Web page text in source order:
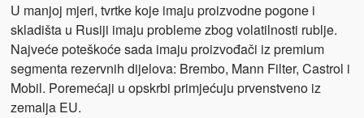
U manjoj mjeri, tvrtke koje imaju proizvodne pogone i
skladišta u Rusiji imaju probleme zbog volatilnosti rublje.
Najveće poteškoće sada imaju proizvođači iz premium
segmenta rezervnih dijelova: Brembo, Mann Filter, Castrol i
Mobil. Poremećaji u opskrbi primjećuju prvenstveno iz
zemalja EU.